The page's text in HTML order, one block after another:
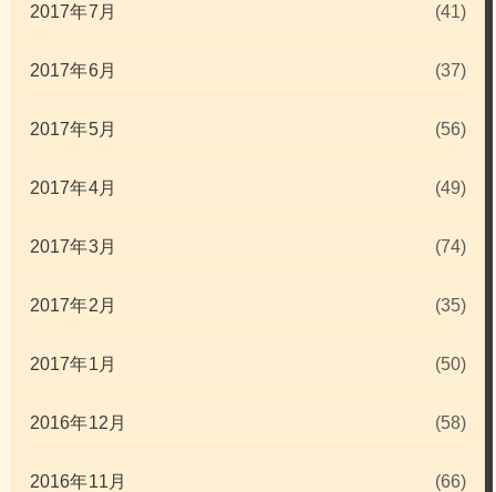
2017年7月 (41)
2017年6月 (37)
2017年5月 (56)
2017年4月 (49)
2017年3月 (74)
2017年2月 (35)
2017年1月 (50)
2016年12月 (58)
2016年11月 (66)